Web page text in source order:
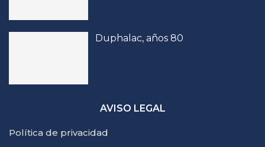
Duphalac, años 80
AVISO LEGAL
Política de privacidad